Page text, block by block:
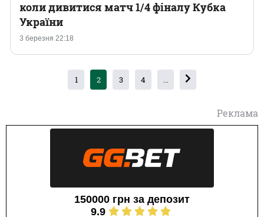
3 березня 22:18
коли дивитися матч 1/4 фіналу Кубка
України
1 2 3 4 ...
Реклама
150000 грн за депозит
9.9